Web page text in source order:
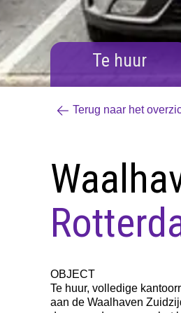
Te huur
Terug naar het
OBJECT
Te huur, volledige
aan de Waalhaven